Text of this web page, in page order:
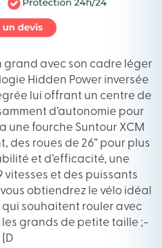
grand avec son cadre léger
Hidden Power inversée
lui offrant un centre de
d’autonomie pour
une fourche Suntour XCM
des roues de 26” pour plus
et d’efficacité, une
vitesses et des puissants
obtiendrez le vélo idéal
souhaitent rouler avec
grands de petite taille ;-
{D